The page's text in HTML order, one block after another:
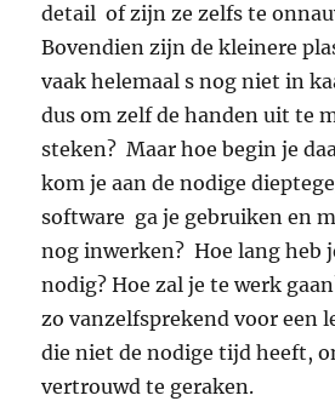
detail of zijn ze zelfs te
Bovendien zijn de kleinere
vaak helemaal s nog niet in
dus om zelf de handen uit te
steken? Maar hoe begin je
kom je aan de nodige
software ga je gebruiken en
nog inwerken? Hoe lang heb
nodig? Hoe zal je te werk
zo vanzelfsprekend voor een
die niet de nodige tijd heeft,
vertrouwd te geraken.